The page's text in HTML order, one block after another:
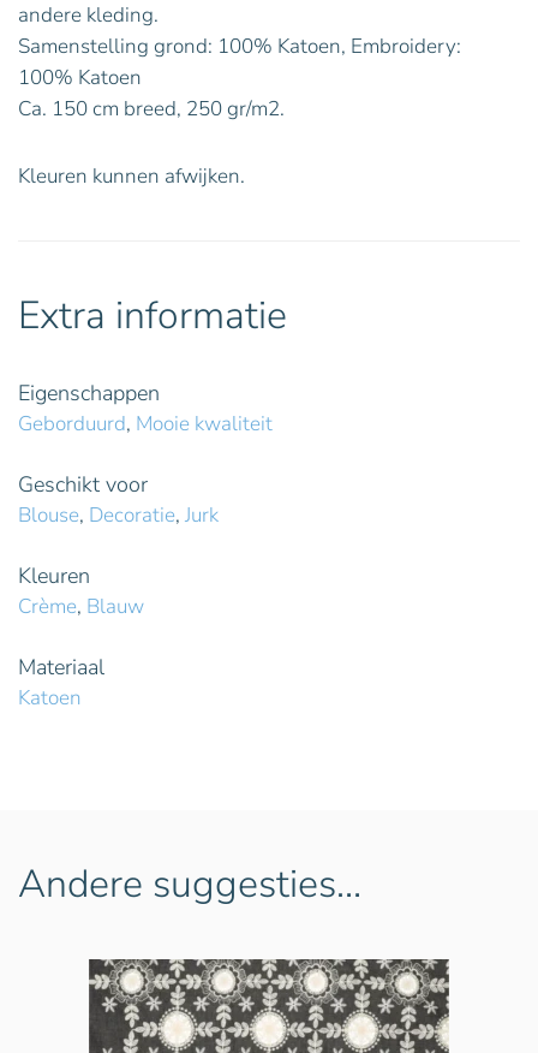
andere kleding.
Samenstelling grond: 100% Katoen, Embroidery:
100% Katoen
Ca. 150 cm breed, 250 gr/m2.
Kleuren kunnen afwijken.
Extra informatie
Eigenschappen
Geborduurd, Mooie kwaliteit
Geschikt voor
Blouse, Decoratie, Jurk
Kleuren
Crème, Blauw
Materiaal
Katoen
Andere suggesties…